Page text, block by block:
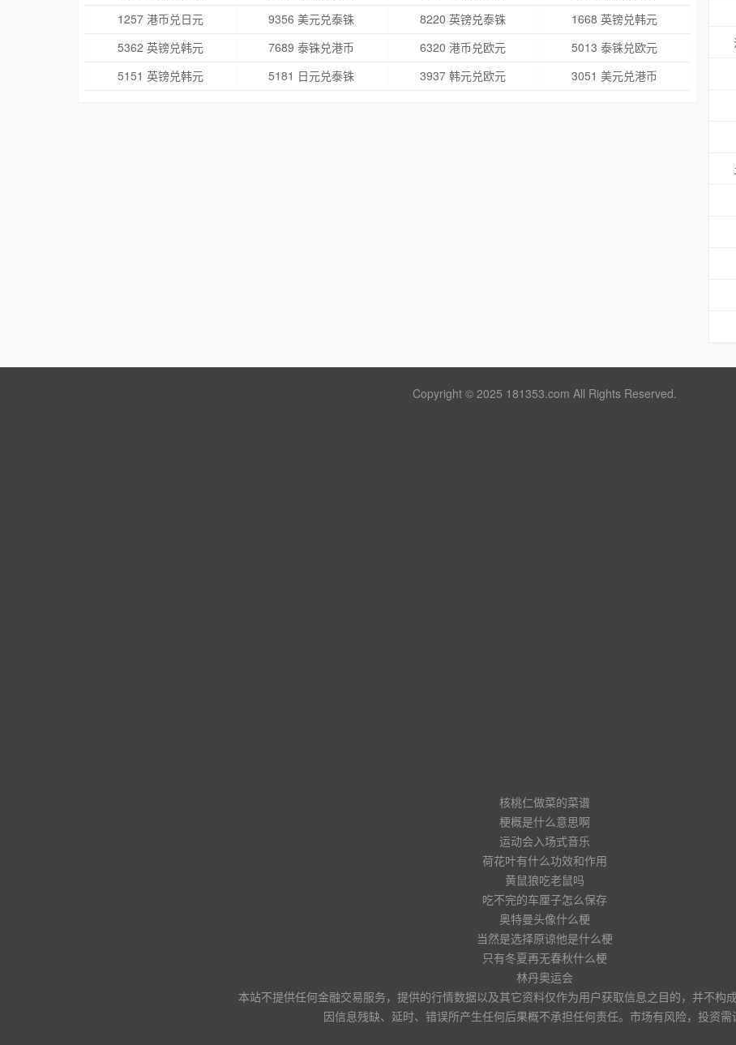
1257 港币兑日元
9356 美元兑泰铢 8220 英镑兑泰铢
1668 英镑兑韩元
5362 英镑兑韩元
7689 泰铢兑港币 6320 港币兑欧元
5013 泰铢兑欧元
5151 英镑兑韩元
5181 日元兑泰铢 3937 韩元兑欧元 3051 美元兑港币
Copyright © 2025 181353.com All Rights Reserved.
核桃仁做菜的菜谱
梗概是什么意思啊
运动会入场式音乐
荷花叶有什么功效和作用
黄鼠狼吃老鼠吗
吃不完的车厘子怎么保存
奥特曼头像什么梗
当然是选择原谅他是什么梗
只有冬夏再无春秋什么梗
林丹奥运会
本站不提供任何金融交易服务，提供的行情数据以及其它资料仅作为用户获取信息之目的，并不构
因信息残缺、延时、错误所产生任何后果概不承担任何责任。市场有风险，投资需